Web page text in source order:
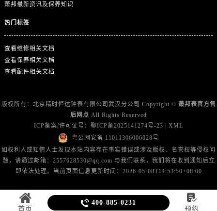
广西壮族自治区梧州市万秀区龙湖镇高旺路萧邦售后服务中心（需提前预约）
海南省东方市八所镇解放西路萧邦售后服务中心（需提前预约）
海南省琼海市嘉积镇东风路萧邦售后服务中心（需提前预约）
萧邦最新资讯及保养知识
热门标签
查看维修相关文档
查看保养相关文档
查看配件相关文档
版权所有：北京精时恒达钟表有限公司武汉分公司 Copyright © 萧邦表官方售
后网点 All Rights Reserved
ICP备案/许可证号： 鄂ICP备2025141274号-23 | XML
粤公网安备 11011306006028号
如权利人或知情人士发现本站内容存在事实错误或涉及版权、名誉权等侵权问
题，请通过邮箱：2557628530@qq.com 与我们联系，我们将在收到通知后立
即依法处理。当前页面信息更新时间：2026-05-08T14:53:50+08:00
首页
 400-885-0231 
预约